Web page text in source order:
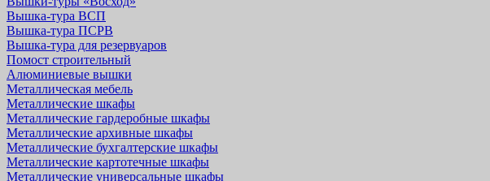
Вышка-тура ВСП
Вышка-тура ПСРВ
Вышка-тура для резервуаров
Помост строительный
Алюминиевые вышки
Металлическая мебель
Металлические шкафы
Металлические гардеробные шкафы
Металлические архивные шкафы
Металлические бухгалтерские шкафы
Металлические картотечные шкафы
Металлические универсальные шкафы